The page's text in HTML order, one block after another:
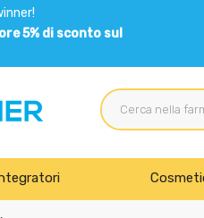
5% di sconto sul